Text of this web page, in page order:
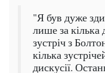
"Я був дуже
лише за кілька
зустріч з
кілька
дискусії.